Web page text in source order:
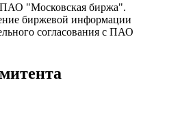
"Московская биржа".
биржевой информации
согласования с ПАО